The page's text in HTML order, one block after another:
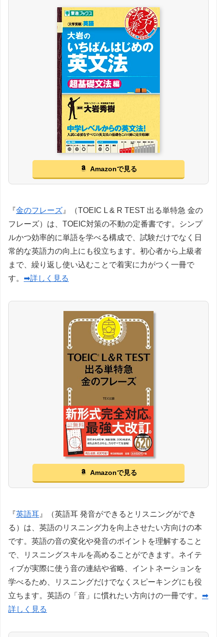
Amazonで見る
『金のフレーズ』（TOEIC L & R TEST 出る単特急 金の
フレーズ）は、TOEIC対策の不動の定番書です。シンプ
ルかつ効率的に単語を学べる構成で、試験だけでなく日
常的な英語力の向上にも役立ちます。初心者から上級者
まで、繰り返し使い込むことで着実に力がつく一冊で
す。 ➡詳しく見る
Amazonで見る
『英語耳』（英語耳 発音ができるとリスニングができ
る）は、英語のリスニング力を向上させたい方向けの本
です。英語の音の変化や発音のポイントを理解すること
で、リスニングスキルを高めることができます。ネイテ
ィブが実際に使う音の連結や省略、イントネーションを
学べるため、リスニングだけでなくスピーキングにも役
立ちます。英語の「音」に慣れたい方向けの一冊です。 ➡
詳しく見る